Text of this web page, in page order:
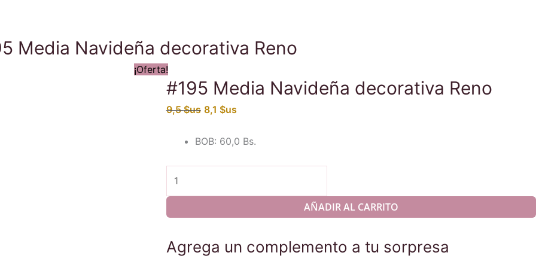
Media Navideña decorativa Reno
¡Oferta!
#195 Media Navideña decorativa Reno
9,5$us El
original
9,5 $us.
8,1 $usEl
actual
8,1 $us.
BOB: 60,0 Bs.
Media
Navideña
decorativa
cantidad
AÑADIR AL CARRITO
Agrega un complemento a tu sorpresa